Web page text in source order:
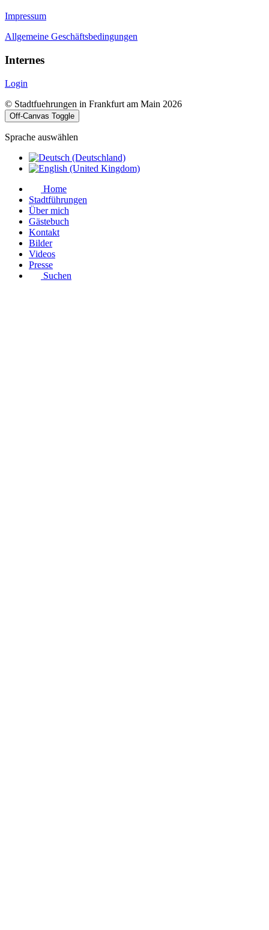
Impressum
Allgemeine Geschäftsbedingungen
Internes
Login
© Stadtfuehrungen in Frankfurt am Main 2026
Off-Canvas Toggle
Sprache auswählen
Home
Stadtführungen
Über mich
Gästebuch
Kontakt
Bilder
Videos
Presse
Suchen